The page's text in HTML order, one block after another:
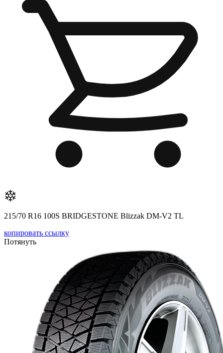
215/70 R16 100S BRIDGESTONE Blizzak DM-V2 TL
копировать ссылку
Потянуть